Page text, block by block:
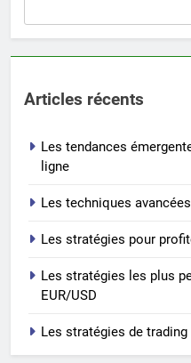
Articles récents
Les tendances
ligne
Les techniques
Les stratégies pour
Les stratégies les plus
EUR/USD
Les stratégies de